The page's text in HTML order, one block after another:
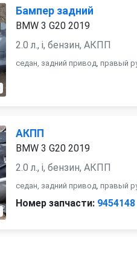
Бампер задний
BMW 3 G20 2019
2.0 л., i, бензин, АКПП
седан, задний привод, правый
АКПП
BMW 3 G20 2019
2.0 л., i, бензин, АКПП
седан, задний привод, правый
Номер запчасти: 9454148